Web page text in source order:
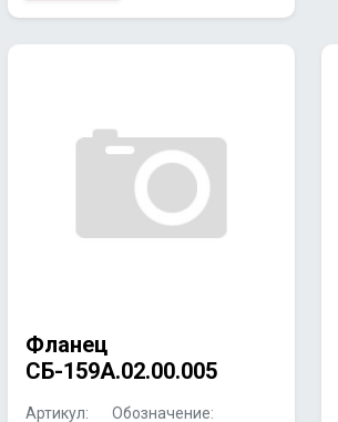
Фланец
СБ-159А.02.00.005
Артикул:
Обозначение: